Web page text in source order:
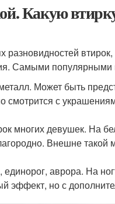
Какую
Самыми популярными
Может быть
смотрится с
многих девушек. На
Внешне такой
аврора. На
эффект, но с